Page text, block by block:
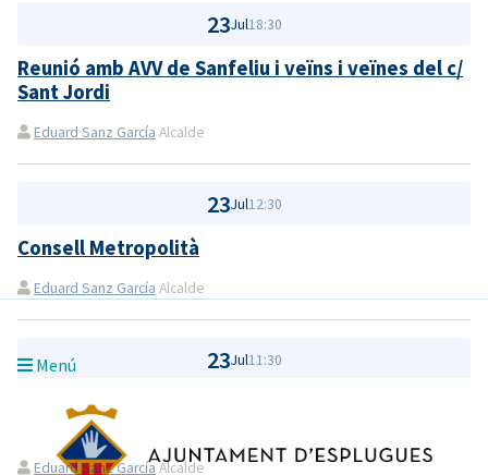
23Jul18:30
Reunió amb AVV de Sanfeliu i veïns i veïnes del c/
Sant Jordi
Eduard Sanz García Alcalde
23Jul12:30
Consell Metropolità
Eduard Sanz García Alcalde
23Jul11:30
Reunió amb el coordinador de Territori i
Sostenibilitat i el director d'Urbanisme
Eduard Sanz GarcíaAlcalde
Menú